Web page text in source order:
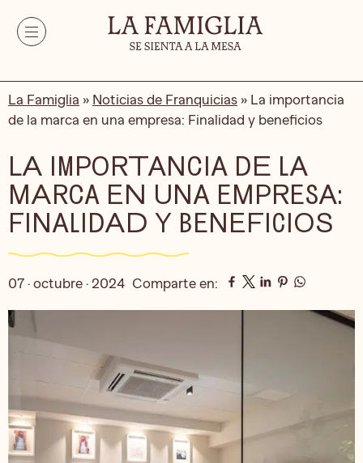
La Famiglia » Noticias de Franquicias » La importancia
de la marca en una empresa: Finalidad y beneficios
LA IMPORTANCIA DE LA
MARCA EN UNA EMPRESA:
FINALIDAD Y BENEFICIOS
07 · octubre · 2024 Comparte en: